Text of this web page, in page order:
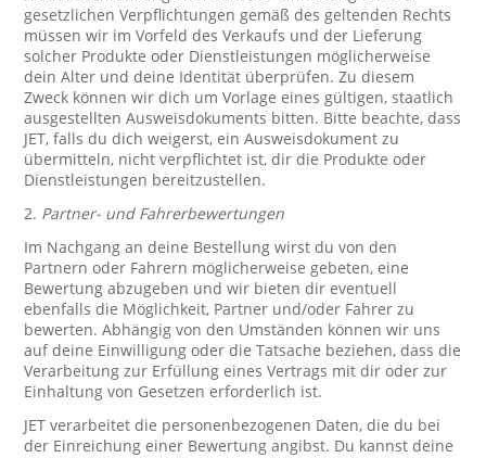
gesetzlichen Verpflichtungen gemäß des geltenden Rechts
müssen wir im Vorfeld des Verkaufs und der Lieferung
solcher Produkte oder Dienstleistungen möglicherweise
dein Alter und deine Identität überprüfen. Zu diesem
Zweck können wir dich um Vorlage eines gültigen, staatlich
ausgestellten Ausweisdokuments bitten. Bitte beachte, dass
JET, falls du dich weigerst, ein Ausweisdokument zu
übermitteln, nicht verpflichtet ist, dir die Produkte oder
Dienstleistungen bereitzustellen.
2. Partner- und Fahrerbewertungen
Im Nachgang an deine Bestellung wirst du von den
Partnern oder Fahrern möglicherweise gebeten, eine
Bewertung abzugeben und wir bieten dir eventuell
ebenfalls die Möglichkeit, Partner und/oder Fahrer zu
bewerten. Abhängig von den Umständen können wir uns
auf deine Einwilligung oder die Tatsache beziehen, dass die
Verarbeitung zur Erfüllung eines Vertrags mit dir oder zur
Einhaltung von Gesetzen erforderlich ist.
JET verarbeitet die personenbezogenen Daten, die du bei
der Einreichung einer Bewertung angibst. Du kannst deine